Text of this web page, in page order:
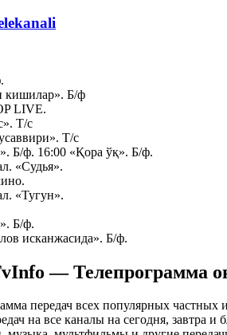
кишилар». Б/ф
LIVE.
Т/с
Т/с
Б/ф. 16:00 «Қора ўқ». Б/ф.
«Судья».
«Тугун».
Б/ф.
исканжасида». Б/ф.
— Телепрограмма
передач всех популярных частных
на все каналы на сегодня,